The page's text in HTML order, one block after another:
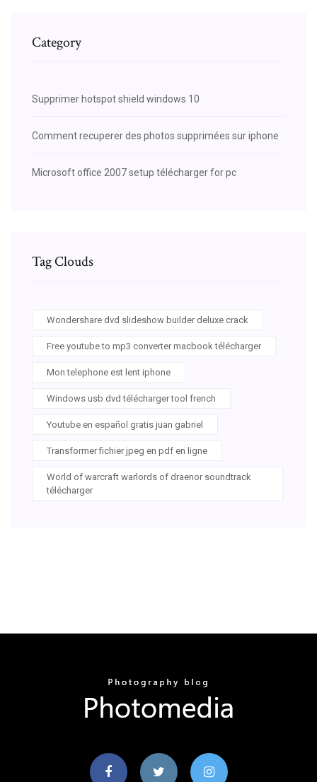
Category
Supprimer hotspot shield windows 10
Comment recuperer des photos supprimées sur iphone
Microsoft office 2007 setup télécharger for pc
Tag Clouds
Wondershare dvd slideshow builder deluxe crack
Free youtube to mp3 converter macbook télécharger
Mon telephone est lent iphone
Windows usb dvd télécharger tool french
Youtube en español gratis juan gabriel
Transformer fichier jpeg en pdf en ligne
World of warcraft warlords of draenor soundtrack
télécharger